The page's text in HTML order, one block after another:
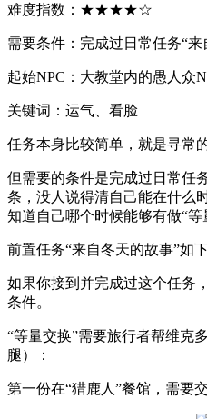
难度指数：★★★★☆
需要条件：完成过日常任务“来
起始NPC ：大教堂内的愚人众
关键词：运气、看脸
任务本身比较简单，就是寻常
但需要的条件是完成过日常
条，没人说得清自己能在什么
知道自己哪个时候能够有做“等
前置任务“来自冬天的故事”如
如果你接到并完成过这个任务
条件。
“等量交换”需要旅行者帮维克
腿）：
第一份在“猎鹿人”餐馆，需要